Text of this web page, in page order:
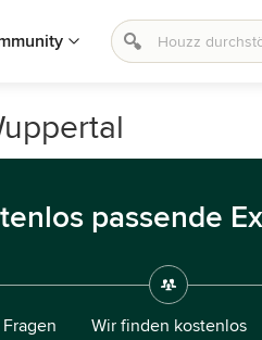
passende
Wir finden kostenlos